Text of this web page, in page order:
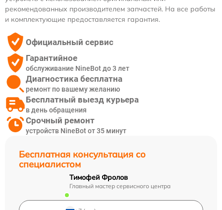
Бесплатная консультация со
специалистом
Тимофей Фролов
Главный мастер сервисного центра
рекомендованных производителем запчастей. На все работы
и комплектующие предоставляется гарантия.
Официальный сервис
Гарантийное
обслуживание NineBot до 3 лет
Диагностика бесплатна
ремонт по вашему желанию
Бесплатный выезд курьера
в день обращения
Срочный ремонт
устройств NineBot от 35 минут